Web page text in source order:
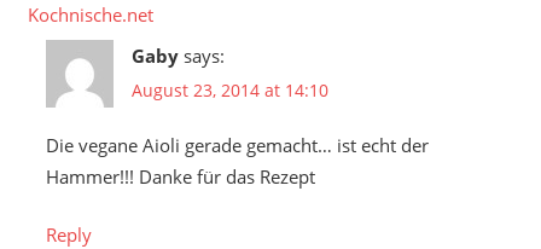
Kochnische.net
Gaby says:
August 23, 2014 at 14:10
Die vegane Aioli gerade gemacht… ist echt der
Hammer!!! Danke für das Rezept
Reply